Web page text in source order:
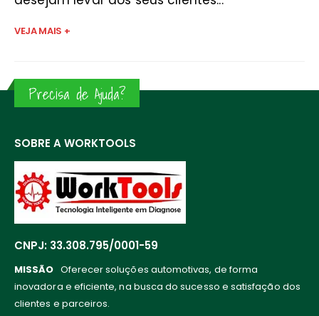
VEJA MAIS +
Precisa de Ajuda?
SOBRE A WORKTOOLS
CNPJ: 33.308.795/0001-59
MISSÃO Oferecer soluções automotivas, de forma
inovadora e eficiente, na busca do sucesso e satisfação dos
clientes e parceiros.